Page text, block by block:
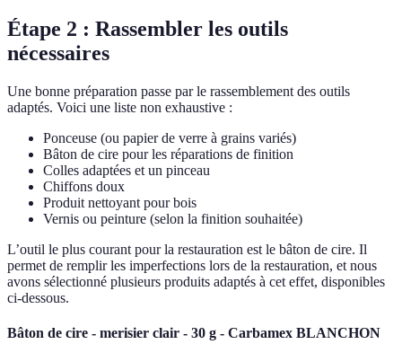
Étape 2 : Rassembler les outils
nécessaires
Une bonne préparation passe par le rassemblement des outils
adaptés. Voici une liste non exhaustive :
Ponceuse (ou papier de verre à grains variés)
Bâton de cire pour les réparations de finition
Colles adaptées et un pinceau
Chiffons doux
Produit nettoyant pour bois
Vernis ou peinture (selon la finition souhaitée)
L’outil le plus courant pour la restauration est le bâton de cire. Il
permet de remplir les imperfections lors de la restauration, et nous
avons sélectionné plusieurs produits adaptés à cet effet, disponibles
ci-dessous.
Bâton de cire - merisier clair - 30 g - Carbamex BLANCHON